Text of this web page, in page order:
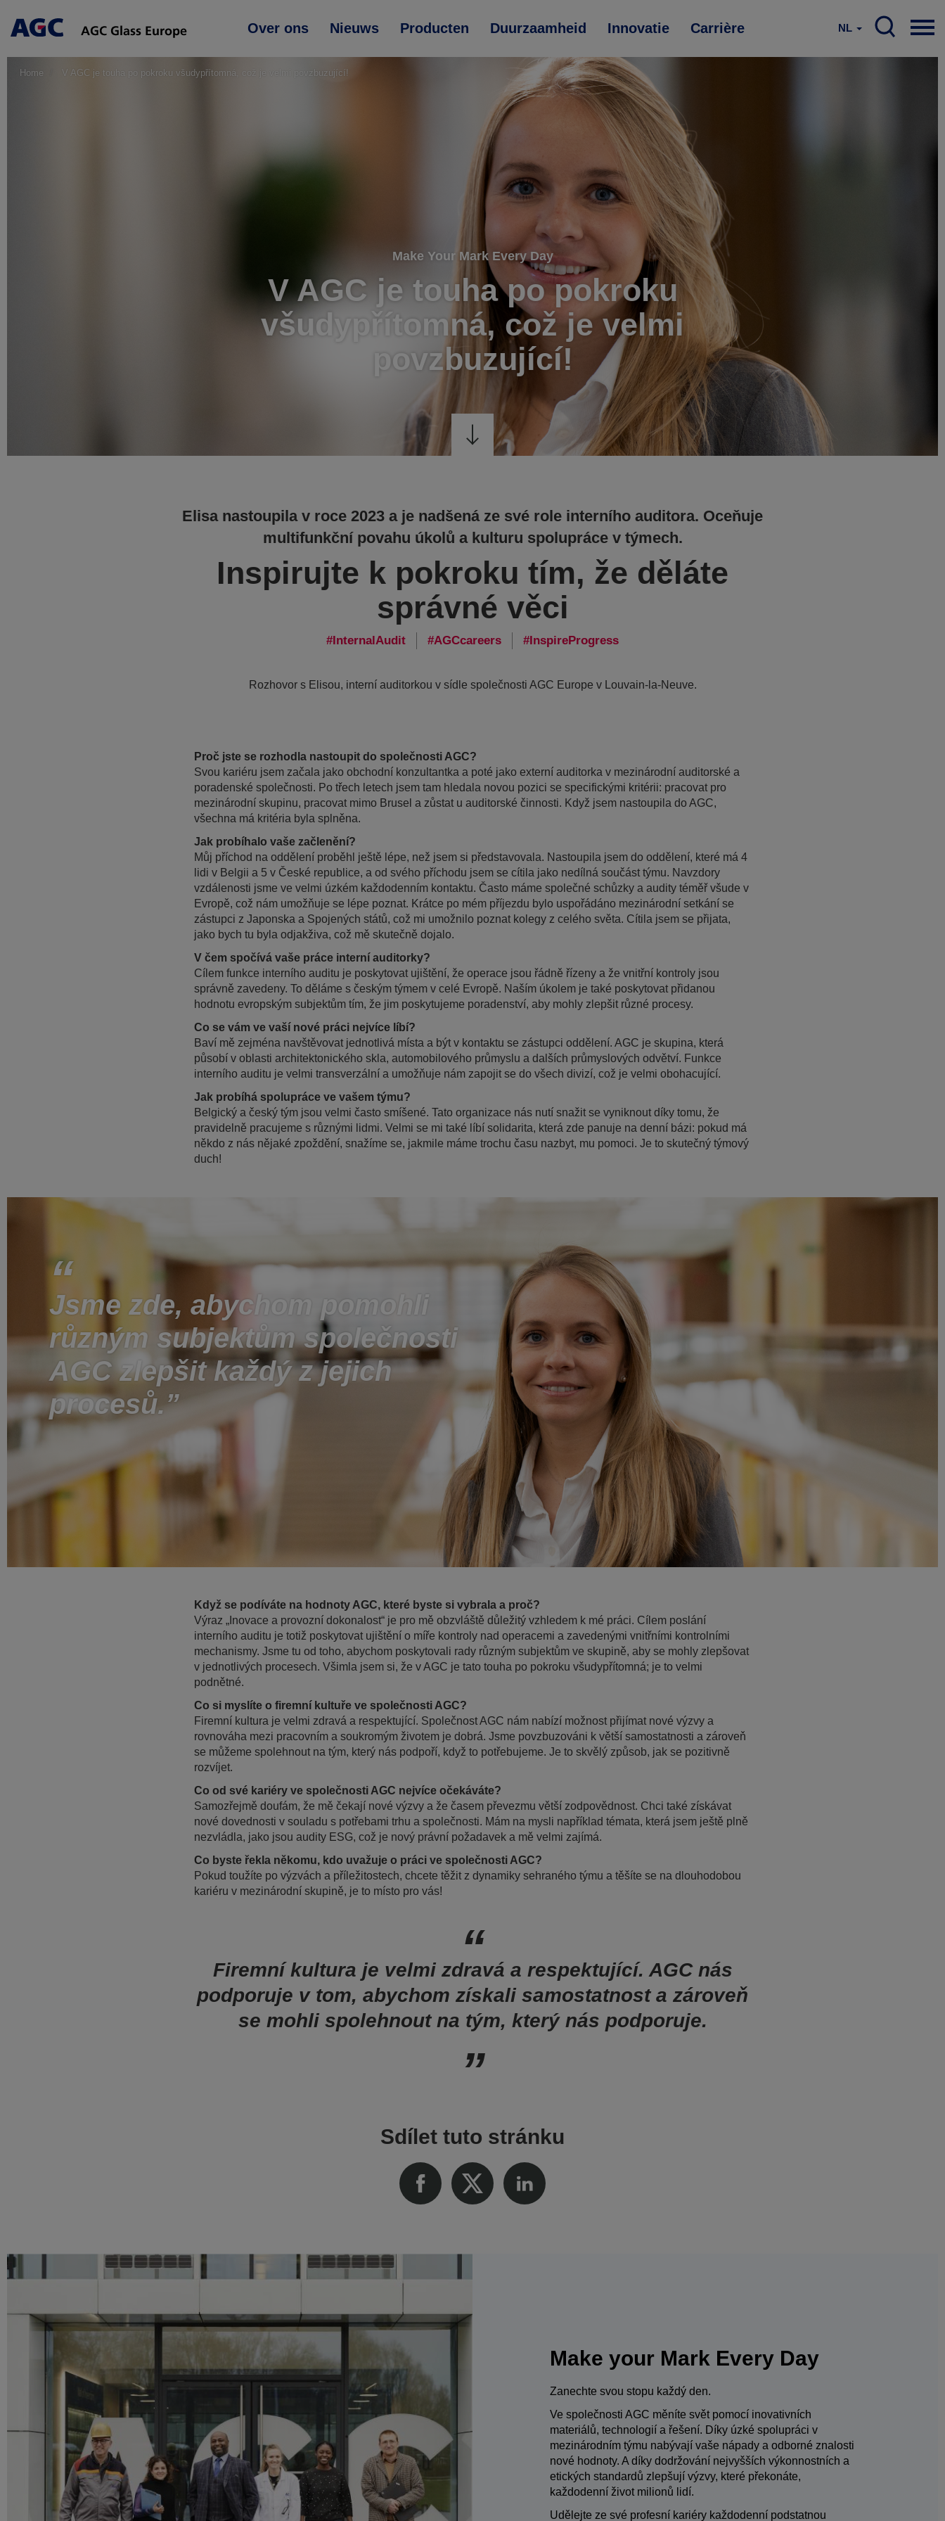
Main
Over ons Nieuws Producten Duurzaamheid Innovatie Carrière NL
Home V AGC je touha po pokroku všudypřítomná, což je velmi povzbuzující!
Make Your Mark Every Day
V AGC je touha po pokroku
všudypřítomná, což je velmi
povzbuzující!
Elisa nastoupila v roce 2023 a je nadšená ze své role interního auditora. Oceňuje
multifunkční povahu úkolů a kulturu spolupráce v týmech.
Inspirujte k pokroku tím, že děláte
správné věci
InternalAudit AGCcareers InspireProgress
Rozhovor s Elisou, interní auditorkou v sídle společnosti AGC Europe v Louvain-la-Neuve.
Proč jste se rozhodla nastoupit do společnosti AGC?
Svou kariéru jsem začala jako obchodní konzultantka a poté jako externí auditorka v mezinárodní auditorské a
poradenské společnosti. Po třech letech jsem tam hledala novou pozici se specifickými kritérii: pracovat pro
mezinárodní skupinu, pracovat mimo Brusel a zůstat u auditorské činnosti. Když jsem nastoupila do AGC,
všechna má kritéria byla splněna.
Jak probíhalo vaše začlenění?
Můj příchod na oddělení proběhl ještě lépe, než jsem si představovala. Nastoupila jsem do oddělení, které má 4
lidi v Belgii a 5 v České republice, a od svého příchodu jsem se cítila jako nedílná součást týmu. Navzdory
vzdálenosti jsme ve velmi úzkém každodenním kontaktu. Často máme společné schůzky a audity téměř všude v
Evropě, což nám umožňuje se lépe poznat. Krátce po mém příjezdu bylo uspořádáno mezinárodní setkání se
zástupci z Japonska a Spojených států, což mi umožnilo poznat kolegy z celého světa. Cítila jsem se přijata,
jako bych tu byla odjakživa, což mě skutečně dojalo.
V čem spočívá vaše práce interní auditorky?
Cílem funkce interního auditu je poskytovat ujištění, že operace jsou řádně řízeny a že vnitřní kontroly jsou
správně zavedeny. To děláme s českým týmem v celé Evropě. Naším úkolem je také poskytovat přidanou
hodnotu evropským subjektům tím, že jim poskytujeme poradenství, aby mohly zlepšit různé procesy.
Co se vám ve vaší nové práci nejvíce líbí?
Baví mě zejména navštěvovat jednotlivá místa a být v kontaktu se zástupci oddělení. AGC je skupina, která
působí v oblasti architektonického skla, automobilového průmyslu a dalších průmyslových odvětví. Funkce
interního auditu je velmi transverzální a umožňuje nám zapojit se do všech divizí, což je velmi obohacující.
Jak probíhá spolupráce ve vašem týmu?
Belgický a český tým jsou velmi často smíšené. Tato organizace nás nutí snažit se vyniknout díky tomu, že
pravidelně pracujeme s různými lidmi. Velmi se mi také líbí solidarita, která zde panuje na denní bázi: pokud má
někdo z nás nějaké zpoždění, snažíme se, jakmile máme trochu času nazbyt, mu pomoci. Je to skutečný týmový
duch!
Jsme zde, abychom pomohli
různým subjektům společnosti
AGC zlepšit každý z jejich
procesů.
Když se podíváte na hodnoty AGC, které byste si vybrala a proč?
Výraz „Inovace a provozní dokonalost“ je pro mě obzvláště důležitý vzhledem k mé práci. Cílem poslání
interního auditu je totiž poskytovat ujištění o míře kontroly nad operacemi a zavedenými vnitřními kontrolními
mechanismy. Jsme tu od toho, abychom poskytovali rady různým subjektům ve skupině, aby se mohly zlepšovat
v jednotlivých procesech. Všimla jsem si, že v AGC je tato touha po pokroku všudypřítomná; je to velmi
podnětné.
Co si myslíte o firemní kultuře ve společnosti AGC?
Firemní kultura je velmi zdravá a respektující. Společnost AGC nám nabízí možnost přijímat nové výzvy a
rovnováha mezi pracovním a soukromým životem je dobrá. Jsme povzbuzováni k větší samostatnosti a zároveň
se můžeme spolehnout na tým, který nás podpoří, když to potřebujeme. Je to skvělý způsob, jak se pozitivně
rozvíjet.
Co od své kariéry ve společnosti AGC nejvíce očekáváte?
Samozřejmě doufám, že mě čekají nové výzvy a že časem převezmu větší zodpovědnost. Chci také získávat
nové dovednosti v souladu s potřebami trhu a společnosti. Mám na mysli například témata, která jsem ještě plně
nezvládla, jako jsou audity ESG, což je nový právní požadavek a mě velmi zajímá.
Co byste řekla někomu, kdo uvažuje o práci ve společnosti AGC?
Pokud toužíte po výzvách a příležitostech, chcete těžit z dynamiky sehraného týmu a těšíte se na dlouhodobou
kariéru v mezinárodní skupině, je to místo pro vás!
Firemní kultura je velmi zdravá a respektující. AGC nás
podporuje v tom, abychom získali samostatnost a zároveň
se mohli spolehnout na tým, který nás podporuje.
Sdílet tuto stránku
Make your Mark Every Day
Zanechte svou stopu každý den.
Ve společnosti AGC měníte svět pomocí inovativních
materiálů, technologií a řešení. Díky úzké spolupráci v
mezinárodním týmu nabývají vaše nápady a odborné znalosti
nové hodnoty. A díky dodržování nejvyšších výkonnostních a
etických standardů zlepšují výzvy, které překonáte,
každodenní život milionů lidí.
Udělejte ze své profesní kariéry každodenní podstatnou